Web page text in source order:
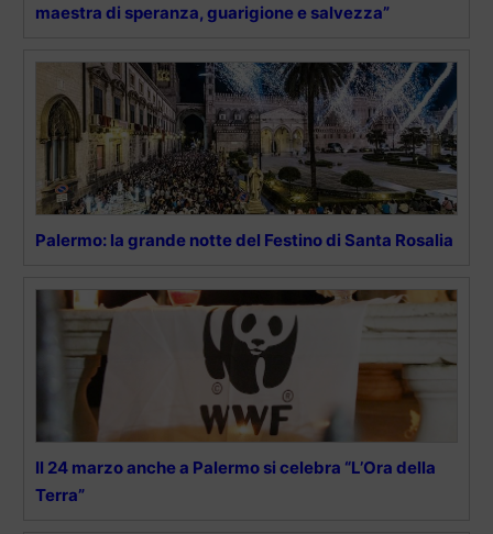
maestra di speranza, guarigione e salvezza”
Palermo: la grande notte del Festino di Santa Rosalia
Il 24 marzo anche a Palermo si celebra “L’Ora della
Terra”